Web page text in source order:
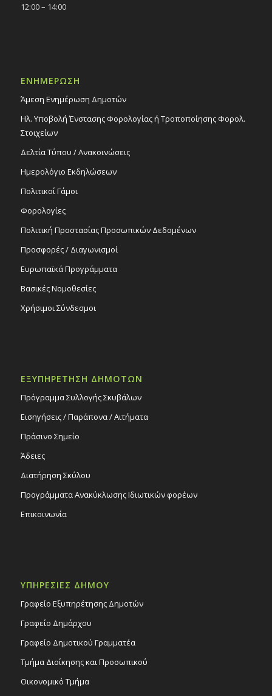
12:00 – 14:00
ΕΝΗΜΕΡΩΣΗ
Άμεση Ενημέρωση Δημοτών
Ηλ. Υποβολή Ένστασης Φορολογίας ή Τροποποίησης Φορολ.
Στοιχείων
Δελτία Τύπου / Ανακοινώσεις
Ημερολόγιο Εκδηλώσεων
Πολιτικοί Γάμοι
Φορολογίες
Πολιτική Προστασίας Προσωπικών Δεδομένων
Προσφορές / Διαγωνισμοί
Ευρωπαϊκά Προγράμματα
Βασικές Νομοθεσίες
Χρήσιμοι Σύνδεσμοι
ΕΞΥΠΗΡΕΤΗΣΗ ΔΗΜΟΤΩΝ
Πρόγραμμα Συλλογής Σκυβάλων
Εισηγήσεις / Παράπονα / Αιτήματα
Πράσινο Σημείο
Άδειες
Διατήρηση Σκύλου
Προγράμματα Ανακύκλωσης Ιδιωτικών φορέων
Επικοινωνία
ΥΠΗΡΕΣΙΕΣ ΔΗΜΟΥ
Γραφείο Εξυπηρέτησης Δημοτών
Γραφείο Δημάρχου
Γραφείο Δημοτικού Γραμματέα
Τμήμα Διοίκησης και Προσωπικού
Οικονομικό Τμήμα